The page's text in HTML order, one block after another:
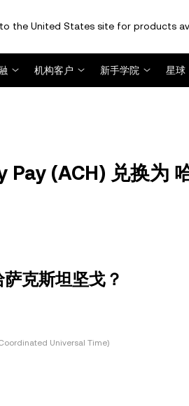
the United States site for products
机构客户 新手学院 星球
(ACH) 兑换为
克斯坦坚戈？
Universal Time)